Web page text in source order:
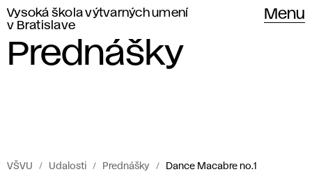
Vysoká škola výtvarných umení
v Bratislave
Menu
Prednášky
VŠVU Udalosti Prednášky Dance Macabre no.1